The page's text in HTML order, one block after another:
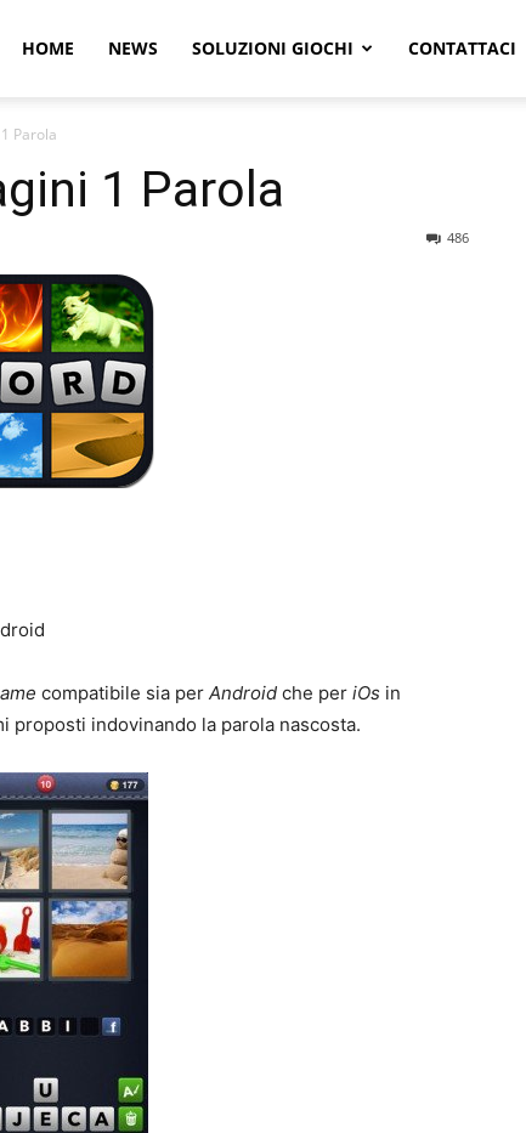
HOME NEWS SOLUZIONI GIOCHI CONTATTACI
Parola
1 Parola
486
compatibile sia per Android che per iOs in
indovinando la parola nascosta.